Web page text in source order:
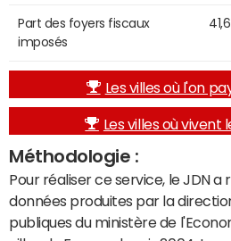
Part des foyers fiscaux
imposés
Les villes où l'on
Les villes où vivent
Méthodologie :
Pour réaliser ce service, le JDN a
données produites par la
publiques du ministère de